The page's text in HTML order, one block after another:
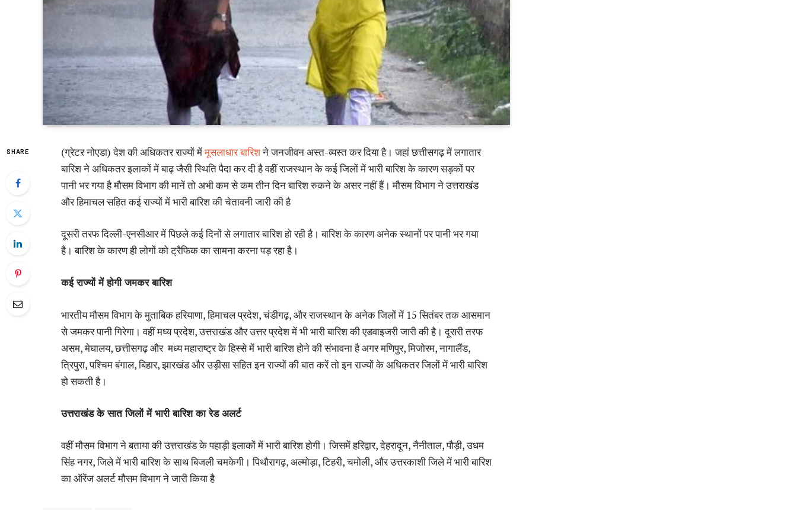
SHARE (ग्रेटर नोएडा) देश की अधिकतर राज्यों मेंमूसलाधार बारिशने जनजीवन अस्त-व्यस्त कर दिया है। जहां छत्तीसगढ़ में लगातार
बारिश ने अधिकतर इलाकों में बाढ़ जैसी स्थिति पैदा कर दी है वहीं राजस्थान के कई जिलों में भारी बारिश के कारण सड़कों पर
पानी भर गया है मौसम विभाग की मानें तो अभी कम से कम तीन दिन बारिश रुकने के असर नहीं हैं। मौसम विभाग ने उत्तराखंड
और हिमाचल सहित कई राज्यों में भारी बारिश की चेतावनी जारी की है
दूसरी तरफ दिल्ली-एनसीआर में पिछले कई दिनों से लगातार बारिश हो रही है। बारिश के कारण अनेक स्थानों पर पानी भर गया
है। बारिश के कारण ही लोगों को ट्रैफिक का सामना करना पड़ रहा है।
कई राज्यों में होगी जमकर बारिश
भारतीय मौसम विभाग के मुताबिक हरियाणा, हिमाचल प्रदेश, चंडीगढ़, और राजस्थान के अनेक जिलों में 15 सितंबर तक आसमान
से जमकर पानी गिरेगा। वहीं मध्य प्रदेश, उत्तराखंड और उत्तर प्रदेश में भी भारी बारिश की एडवाइजरी जारी की है। दूसरी तरफ
असम, मेघालय, छत्तीसगढ़ और मध्य महाराष्ट्र के हिस्से में भारी बारिश होने की संभावना है अगर मणिपुर, मिजोरम, नागालैंड,
त्रिपुरा, पश्चिम बंगाल, बिहार, झारखंड और उड़ीसा सहित इन राज्यों की बात करें तो इन राज्यों के अधिकतर जिलों में भारी बारिश
हो सकती है।
उत्तराखंड के सात जिलों में भारी बारिश का रेड अलर्ट
वहीं मौसम विभाग ने बताया की उत्तराखंड के पहाड़ी इलाकों में भारी बारिश होगी। जिसमें हरिद्वार, देहरादून, नैनीताल, पौड़ी, उधम
सिंह नगर, जिले में भारी बारिश के साथ बिजली चमकेगी। पिथौरागढ़, अल्मोड़ा, टिहरी, चमोली, और उत्तरकाशी जिले में भारी बारिश
का ऑरेंज अलर्ट मौसम विभाग ने जारी किया है